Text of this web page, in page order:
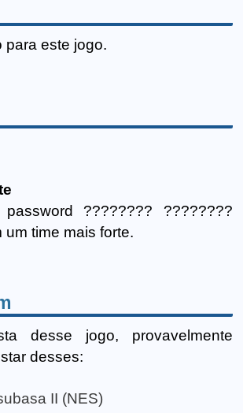
para este jogo.
???????? ????????
um time mais forte.
desse jogo, provavelmente
desses:
II (NES)